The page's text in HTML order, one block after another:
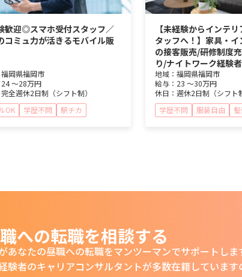
歓迎◎スマホ受付スタッフ／
コミュ力が活きるモバイル販
福岡県福岡市
24 ～28万円
完全週休2日制（シフト制）
OK
学歴不問 駅チカ
【未経験からインテ
タッフへ！】家具・
の接客販売/研修制度
り/ナイトワーク経験
地域： 福岡県福岡市
給与： 23 ～30万円
休日： 週休2日制（シフト
学歴不問
服装自由
への転職を相談する
あなたの昼職への転職をマンツーマンでサポートしま
験者のキャリアコンサルタントが多数在籍しています